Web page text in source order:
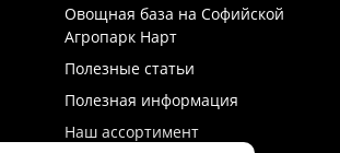
Овощная база на Софийской
Агропарк Нарт
Полезные статьи
Полезная информация
Наш ассортимент